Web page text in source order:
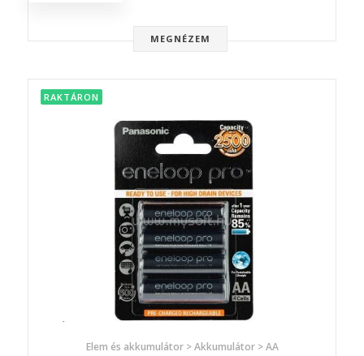
MEGNÉZEM
RAKTÁRON
Elem és akkumulátor > Akkumulátor > AA